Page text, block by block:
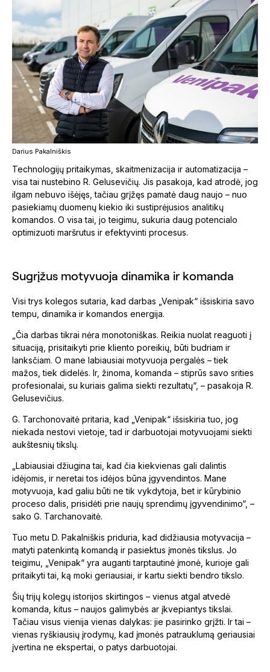
Darius Pakalniškis
Technologijų pritaikymas, skaitmenizacija ir automatizacija –
visa tai nustebino R. Gelusevičių. Jis pasakoja, kad atrodė, jog
ilgam nebuvo išėjęs, tačiau grįžęs pamatė daug naujo – nuo
pasiekiamų duomenų kiekio iki sustiprėjusios analitikų
komandos. O visa tai, jo teigimu, sukuria daug potencialo
optimizuoti maršrutus ir efektyvinti procesus.
Sugrįžus motyvuoja dinamika ir komanda
Visi trys kolegos sutaria, kad darbas „Venipak“ išsiskiria savo
tempu, dinamika ir komandos energija.
„Čia darbas tikrai nėra monotoniškas. Reikia nuolat reaguoti į
situaciją, prisitaikyti prie kliento poreikių, būti budriam ir
lanksčiam. O mane labiausiai motyvuoja pergalės – tiek
mažos, tiek didelės. Ir, žinoma, komanda – stiprūs savo srities
profesionalai, su kuriais galima siekti rezultatų“, – pasakoja R.
Gelusevičius.
G. Tarchonovaitė pritaria, kad „Venipak“ išsiskiria tuo, jog
niekada nestovi vietoje, tad ir darbuotojai motyvuojami siekti
aukštesnių tikslų.
„Labiausiai džiugina tai, kad čia kiekvienas gali dalintis
idėjomis, ir neretai tos idėjos būna įgyvendintos. Mane
motyvuoja, kad galiu būti ne tik vykdytoja, bet ir kūrybinio
proceso dalis, prisidėti prie naujų sprendimų įgyvendinimo“, –
sako G. Tarchanovaitė.
Tuo metu D. Pakalniškis priduria, kad didžiausia motyvacija –
matyti patenkintą komandą ir pasiektus įmonės tikslus. Jo
teigimu, „Venipak“ yra auganti tarptautinė įmonė, kurioje gali
pritaikyti tai, ką moki geriausiai, ir kartu siekti bendro tikslo.
Šių trijų kolegų istorijos skirtingos – vienus atgal atvedė
komanda, kitus – naujos galimybės ar įkvepiantys tikslai.
Tačiau visus vienija vienas dalykas: jie pasirinko grįžti. Ir tai –
vienas ryškiausių įrodymų, kad įmonės patrauklumą geriausiai
įvertina ne ekspertai, o patys darbuotojai.